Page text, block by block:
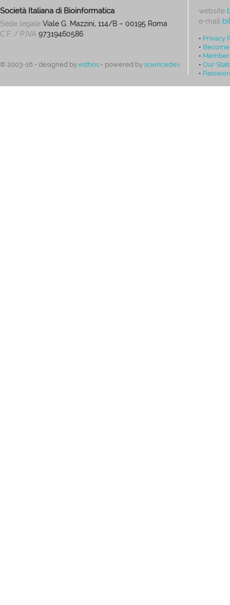
Società Italiana di Bioinformatica
Sede legale Viale G. Mazzini, 114/B – 00195 Roma
C.F. / P.IVA 97319460586
© 2003-16 • designed by esthos • powered by sciencedev
website
e-mail
• Privacy
•
•
• Our
•